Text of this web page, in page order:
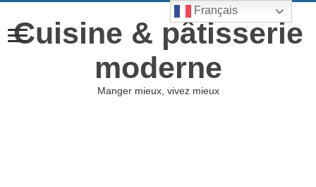
Cuisine & pâtisserie
moderne
Manger mieux, vivez mieux
Français